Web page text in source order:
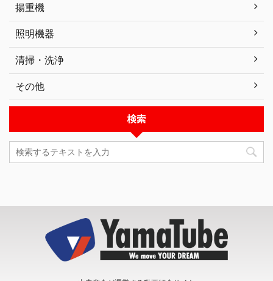
揚重機
照明機器
清掃・洗浄
その他
検索